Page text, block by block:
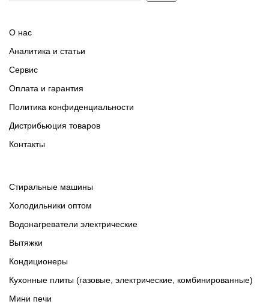
О нас
Аналитика и статьи
Сервис
Оплата и гарантия
Политика конфиденциальности
Дистрибьюция товаров
Контакты
Cтиральные машины
Холодильники оптом
Водонагреватели электрические
Вытяжки
Кондиционеры
Кухонные плиты (газовые, электрические, комбинированные)
Мини печи